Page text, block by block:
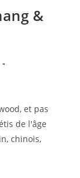
&
et pas
de l'âge
chinois,